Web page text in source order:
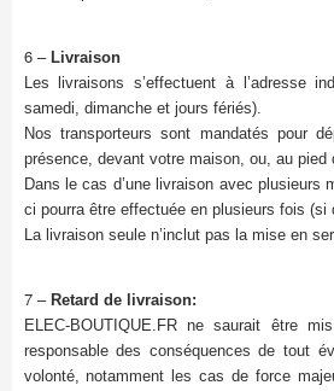
6 – Livraison
Les livraisons s’effectuent à l’adresse
samedi, dimanche et jours fériés).
Nos transporteurs sont mandatés pour
présence, devant votre maison, ou, au pied
Dans le cas d’une livraison avec plusieurs
ci pourra être effectuée en plusieurs fois (si
La livraison seule n’inclut pas la mise en
7 – Retard de livraison:
ELEC-BOUTIQUE.FR ne saurait être
responsable des conséquences de tout
volonté, notamment les cas de force